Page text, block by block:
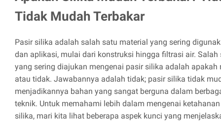
Tidak Mudah Terbakar
Pasir silika adalah salah satu material yang sering
dan aplikasi, mulai dari konstruksi hingga filtrasi air.
yang sering diajukan mengenai pasir silika adalah
atau tidak. Jawabannya adalah tidak; pasir silika tidak
menjadikannya bahan yang sangat berguna dalam
teknik. Untuk memahami lebih dalam mengenai
silika, mari kita lihat beberapa aspek kunci yang